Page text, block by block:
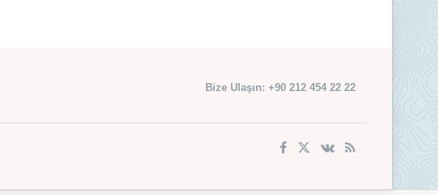
Bize Ulaşın: +90 212 454 22 22